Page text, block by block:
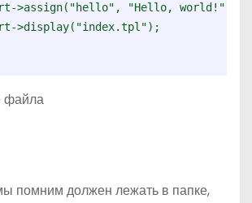
>assign("hello", "Hello, world!");
>display("index.tpl");
файла
помним должен лежать в папке,